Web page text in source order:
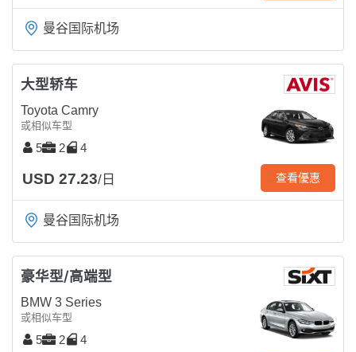
曼谷国际机场
大型轿车
Toyota Camry
或相似车型
5 2 4
USD 27.23/日 查看優惠
曼谷国际机场
豪华型/高端型
BMW 3 Series
或相似车型
5 2 4